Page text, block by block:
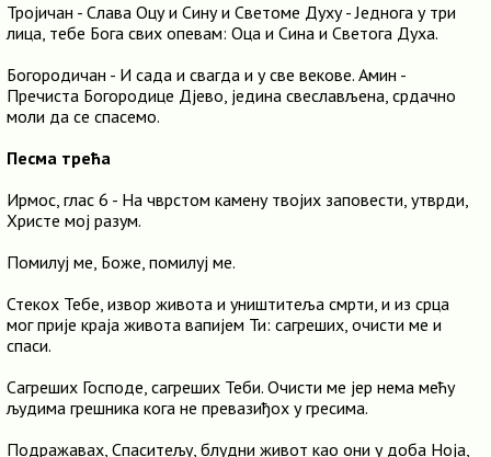
Тројичан - Слава Оцу и Сину и Светоме Духу - Једнога у три
лица, тебе Бога свих опевам: Оца и Сина и Светога Духа.
Богородичан - И сада и свагда и у све векове. Амин -
Пречиста Богородице Дјево, једина свеслављена, срдачно
моли да се спасемо.
Песма трећа
Ирмос, глас 6 - На чврстом камену твојих заповести, утврди,
Христе мој разум.
Помилуј ме, Боже, помилуј ме.
Стекох Тебе, извор живота и уништитеља смрти, и из срца
мог прије краја живота вапијем Ти: сагреших, очисти ме и
спаси.
Сагреших Господе, сагреших Теби. Очисти ме јер нема мећу
људима грешника кога не превазиђох у гресима.
Подражавах, Спаситељу, блудни живот као они у доба Ноја,